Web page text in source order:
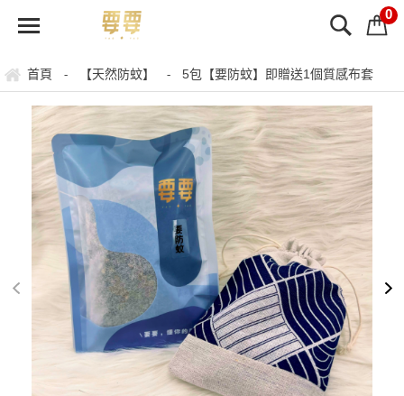
0
首頁 - 【天然防蚊】 - 5包【要防蚊】即贈送1個質感布套